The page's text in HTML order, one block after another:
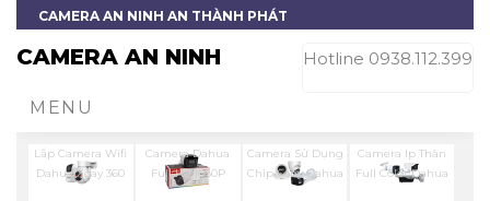
CAMERA AN NINH AN THÀNH PHÁT
CAMERA AN NINH Hotline 0938.112.399
MENU
Lắp Camera Wifi
Dahua Xoay 360
Camera Dahua
Full Hd 1080P
Camera Sử Dụng
Chip Sony Dahua
Camera Ip Thân
Full Color Dahua